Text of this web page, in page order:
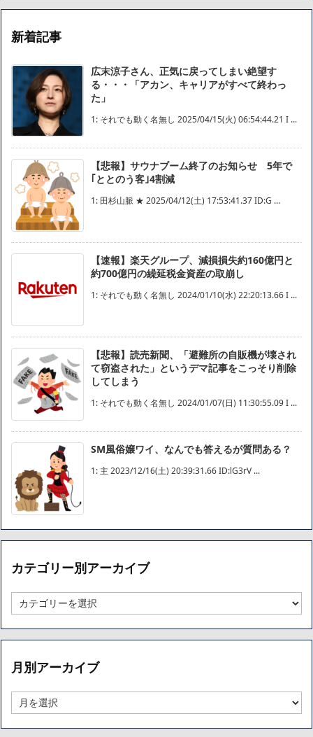
新着記事
広末涼子さん、正気に戻ってしまい絶望す
る・・・「アカン、キャリアがすべて終わっ
た」
1: それでも動く名無し 2025/04/15(火) 06:54:44.21 I ...
【悲報】サウナブーム終了のお知らせ 5年で
｢ととのう客｣4割減
1: 田杉山脈 ★ 2025/04/12(土) 17:53:41.37 ID:G ...
【速報】楽天グループ、減損損失約160億円と
約700億円の繰延税金資産の取崩し
1: それでも動く名無し 2024/01/10(水) 22:20:13.66 I ...
【悲報】読売新聞、「避難所の自販機が壊され
て窃盗された」というデマ記事をこっそり削除
してしまう
1: それでも動く名無し 2024/01/07(日) 11:30:55.09 I ...
SM風俗嬢ワイ、なんでも答えるが質問ある？
1: 主 2023/12/16(土) 20:39:31.66 ID:lG3rV ...
カテゴリー別アーカイブ
テ
ゴ
リ
別
ー
カ
月別アーカイブ
別
ア